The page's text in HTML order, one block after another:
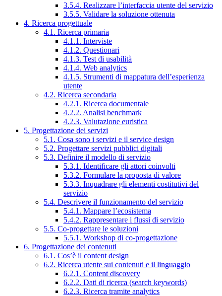
3.5.4. Realizzare l’interfaccia utente del servizio
3.5.5. Validare la soluzione ottenuta
4. Ricerca progettuale
4.1. Ricerca primaria
4.1.1. Interviste
4.1.2. Questionari
4.1.3. Test di usabilità
4.1.4. Web analytics
4.1.5. Strumenti di mappatura dell’esperienza
utente
4.2. Ricerca secondaria
4.2.1. Ricerca documentale
4.2.2. Analisi benchmark
4.2.3. Valutazione euristica
5. Progettazione dei servizi
5.1. Cosa sono i servizi e il service design
5.2. Progettare servizi pubblici digitali
5.3. Definire il modello di servizio
5.3.1. Identificare gli attori coinvolti
5.3.2. Formulare la proposta di valore
5.3.3. Inquadrare gli elementi costitutivi del
servizio
5.4. Descrivere il funzionamento del servizio
5.4.1. Mappare l’ecosistema
5.4.2. Rappresentare i flussi di servizio
5.5. Co-progettare le soluzioni
5.5.1. Workshop di co-progettazione
6. Progettazione dei contenuti
6.1. Cos’è il content design
6.2. Ricerca utente sui contenuti e il linguaggio
6.2.1. Content discovery
6.2.2. Dati di ricerca (search keywords)
6.2.3. Ricerca tramite analytics